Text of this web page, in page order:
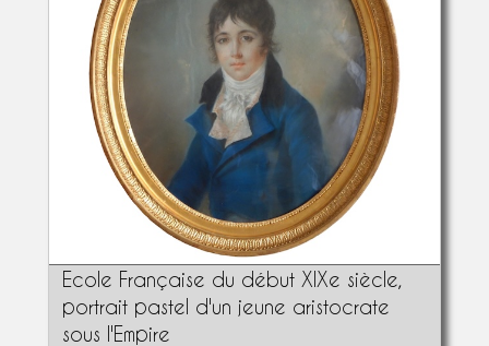
Ecole Française du début XIXe siècle,
portrait pastel d'un jeune aristocrate
sous l'Empire